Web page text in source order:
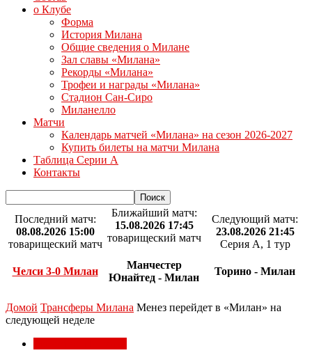
о Клубе
Форма
История Милана
Общие сведения о Милане
Зал славы «Милана»
Рекорды «Милана»
Трофеи и награды «Милана»
Стадион Сан-Сиро
Миланелло
Матчи
Календарь матчей «Милана» на сезон 2026-2027
Купить билеты на матчи Милана
Таблица Серии А
Контакты
Последний матч:
08.08.2026 15:00
товарищеский матч
Челси 3-0 Милан
Ближайший матч:
15.08.2026 17:45
товарищеский матч
Манчестер
Юнайтед - Милан
Следующий матч:
23.08.2026 21:45
Серия А, 1 тур
Торино - Милан
Домой Трансферы Милана Менез перейдет в «Милан» на
следующей неделе